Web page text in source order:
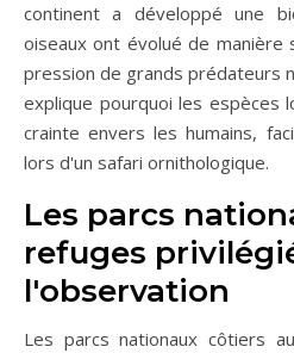
continent a développé une
oiseaux ont évolué de manière
pression de grands prédateurs
explique pourquoi les espèces
crainte envers les humains,
lors d'un safari ornithologique.
Les parcs
refuges
l'observation
Les parcs nationaux côtiers